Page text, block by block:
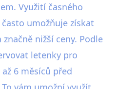
Využití časného
umožňuje získat
nižší ceny. Podle
letenky pro
6 měsíců před